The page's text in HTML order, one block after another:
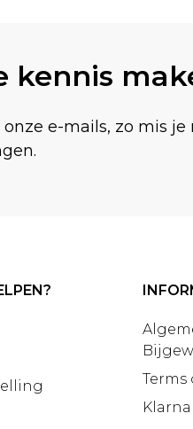
kennis
e-mails, zo mis je
Terms
Klarna